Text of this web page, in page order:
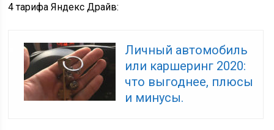
4 тарифа Яндекс Драйв:
Личный автомобиль
или каршеринг 2020:
что выгоднее, плюсы
и минусы.